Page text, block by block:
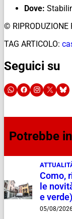
Dove:
© RIPRODUZIONE
TAG ARTICOLO:
Seguici su
Potrebbe
Como,
le
e
05/08/